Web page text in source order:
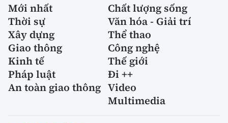
Mới nhất
Chất lượng sống
Thời sự
Văn hóa - Giải trí
Xây dựng
Thể thao
Giao thông
Công nghệ
Kinh tế
Thế giới
Pháp luật
Đi ++
An toàn giao thông Video
Multimedia